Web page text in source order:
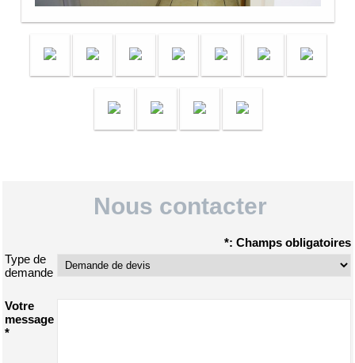
Nous contacter
*: Champs obligatoires
Type de
demande
Votre
message
*